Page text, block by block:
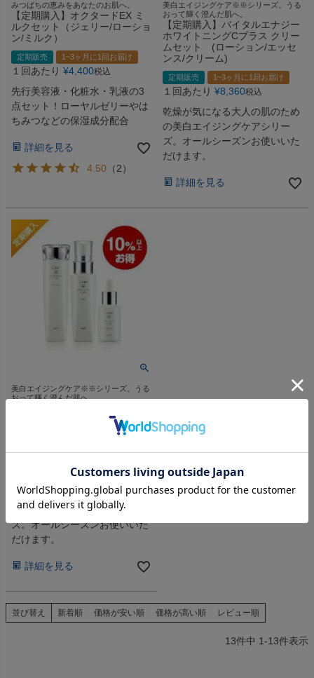
みつばちの恵みをあなたのお肌へ。
【定期購入】オクタードEX ミ
ルクセット（ジェリー/ローショ
ン/ミルク）
定期販売 1~3ヶ月に1回お届け
１回あたり ¥4,400税込
先行美容液・化粧水・乳液の3
点セット！ローヤルゼリーやは
ちみつなどの保湿成分配合
詳細を見る
4.50 （2）
美白エイジングケア※※シリーズ。うる
おって輝く澄んだ肌へ。
【定期購入】バイタルエナジー
ホワイトニングCプラス クリー
ムセット (ローション/エッセ
ンス/クリーム)
定期販売 1~3ヶ月に1回お届け
１回あたり ¥8,360税込
乾燥が気になる大人の肌のため
の美白エイジングケアシリー
ズ。オールシーズンお使いいた
だけます。
詳細を見る
美白エイジングケア※※シリーズ。うる
おって輝く澄んだ肌へ。
ホワイトニングCプラス ミルク
セット (ローション/エッセン
8,140税込
乾燥が気になる大人の肌のため
の美白エイジングケアシリー
ズ。オールシーズンお使いいた
だけます。
詳細を見る
並び替え 新着順 価格が安い順 価格が高い順 レビュー順
13件中 1-13件表示